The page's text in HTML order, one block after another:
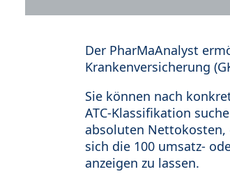
Der PharMaAnalyst
Krankenversicherung
Sie können nach
ATC-Klassifikation
absoluten Nettokosten,
sich die 100 umsatz-
anzeigen zu lassen.